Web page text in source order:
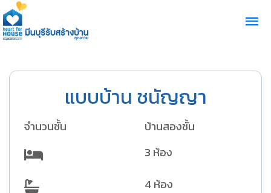
แบบบ้าน ชนัญญา
จำนวนชั้น
บ้านสองชั้น
3 ห้อง
4 ห้อง